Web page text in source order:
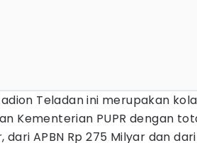
Teladan ini merupakan
Kementerian PUPR dengan
dari APBN Rp 275 Milyar dan